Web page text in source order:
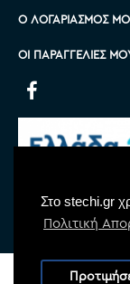
Στο stechi.gr
Πολιτική
Ο ΛΟΓΑΡΙΑΣΜΌΣ
ΟΙ ΠΑΡΑΓΓΕΛΊΕΣ
Copyright